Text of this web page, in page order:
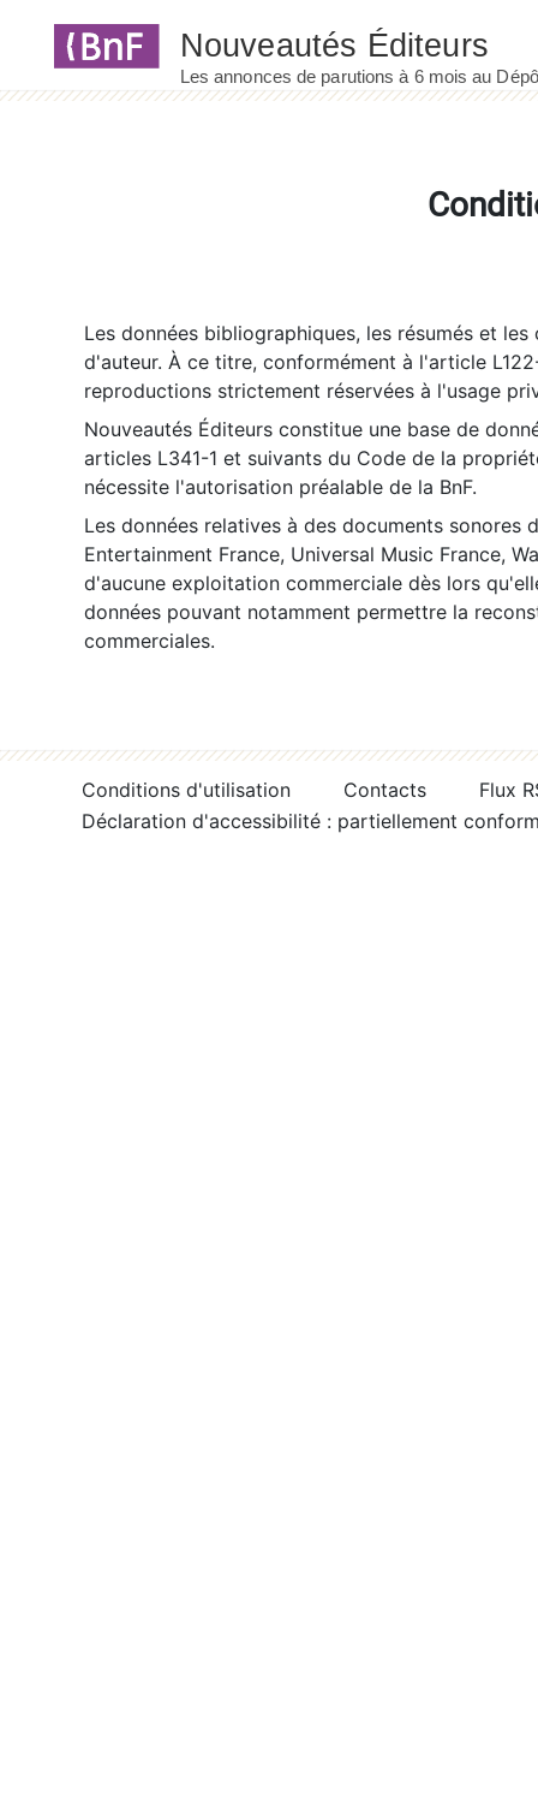
Les données bibliographiques, les résumés et
d'auteur. À ce titre, conformément à l'article
reproductions strictement réservées à l'usage
Nouveautés Éditeurs constitue une base de
articles L341-1 et suivants du Code de la
nécessite l'autorisation préalable de la BnF.
Les données relatives à des documents sonores
Entertainment France, Universal Music France,
d'aucune exploitation commerciale dès lors
données pouvant notamment permettre la
commerciales.
Conditions d'utilisation Contacts
Flux
Déclaration d'accessibilité : partiellement